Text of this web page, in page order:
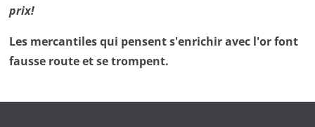
prix!
Les mercantiles qui pensent s'enrichir avec l'or font
fausse route et se trompent.